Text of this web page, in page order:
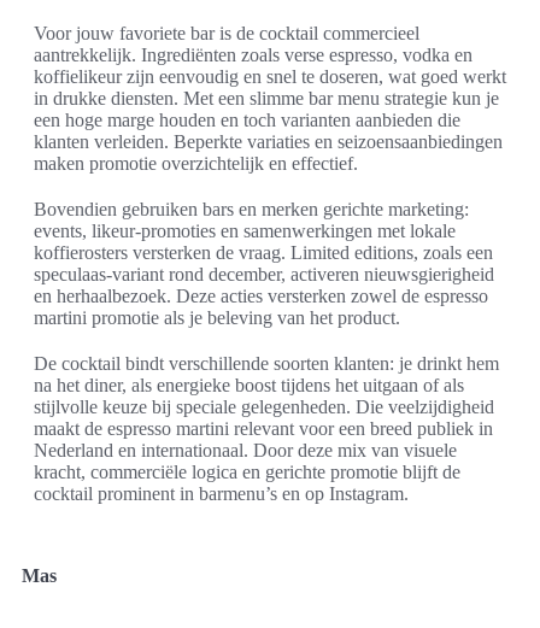
Voor jouw favoriete bar is de cocktail commercieel
aantrekkelijk. Ingrediënten zoals verse espresso, vodka en
koffielikeur zijn eenvoudig en snel te doseren, wat goed werkt
in drukke diensten. Met een slimme bar menu strategie kun je
een hoge marge houden en toch varianten aanbieden die
klanten verleiden. Beperkte variaties en seizoensaanbiedingen
maken promotie overzichtelijk en effectief.
Bovendien gebruiken bars en merken gerichte marketing:
events, likeur-promoties en samenwerkingen met lokale
koffierosters versterken de vraag. Limited editions, zoals een
speculaas-variant rond december, activeren nieuwsgierigheid
en herhaalbezoek. Deze acties versterken zowel de espresso
martini promotie als je beleving van het product.
De cocktail bindt verschillende soorten klanten: je drinkt hem
na het diner, als energieke boost tijdens het uitgaan of als
stijlvolle keuze bij speciale gelegenheden. Die veelzijdigheid
maakt de espresso martini relevant voor een breed publiek in
Nederland en internationaal. Door deze mix van visuele
kracht, commerciële logica en gerichte promotie blijft de
cocktail prominent in barmenu’s en op Instagram.
Mas